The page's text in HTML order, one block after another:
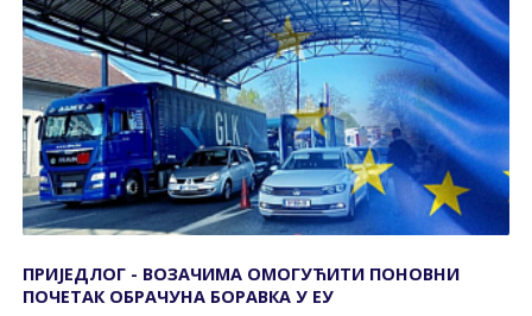
ПРИЈЕДЛОГ - ВОЗАЧИМА ОМОГУЋИТИ ПОНОВНИ
ПОЧЕТАК ОБРАЧУНА БОРАВКА У ЕУ